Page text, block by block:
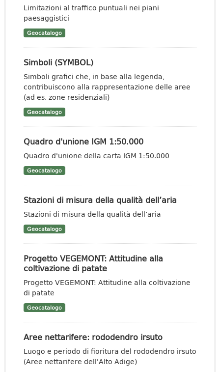
Limitazioni al traffico puntuali nei piani
paesaggistici
Geocatalogo
Simboli (SYMBOL)
Simboli grafici che, in base alla legenda,
contribuiscono alla rappresentazione delle aree
(ad es. zone residenziali)
Geocatalogo
Quadro d'unione IGM 1:50.000
Quadro d'unione della carta IGM 1:50.000
Geocatalogo
Stazioni di misura della qualità dell’aria
Stazioni di misura della qualità dell’aria
Geocatalogo
Progetto VEGEMONT: Attitudine alla
coltivazione di patate
Progetto VEGEMONT: Attitudine alla coltivazione
di patate
Geocatalogo
Aree nettarifere: rododendro irsuto
Luogo e periodo di fioritura del rododendro irsuto
(Aree nettarifere dell'Alto Adige)